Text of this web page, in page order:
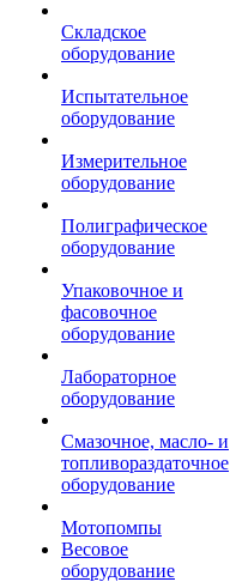
Складское
оборудование
Испытательное
оборудование
Измерительное
оборудование
Полиграфическое
оборудование
Упаковочное и
фасовочное
оборудование
Лабораторное
оборудование
Смазочное, масло- и
топливораздаточное
оборудование
Мотопомпы
Весовое
оборудование